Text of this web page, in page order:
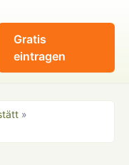
Gratis
eintragen
»